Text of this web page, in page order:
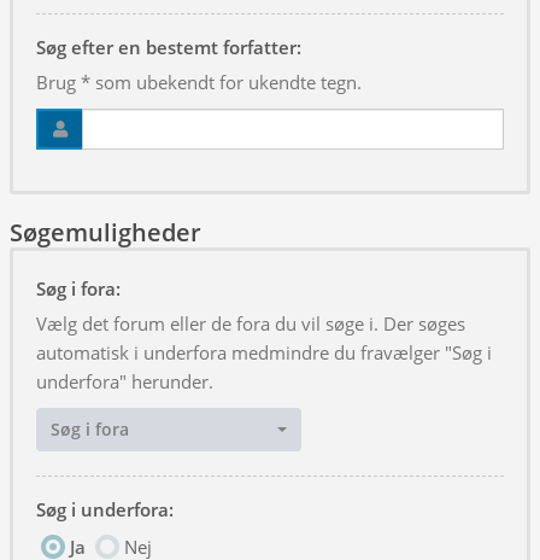
Søg efter en bestemt forfatter:
Brug * som ubekendt for ukendte tegn.
Søgemuligheder
Søg i fora:
Vælg det forum eller de fora du vil søge i. Der søges
automatisk i underfora medmindre du fravælger "Søg i
underfora" herunder.
Søg i fora
Søg i underfora:
Ja
Nej